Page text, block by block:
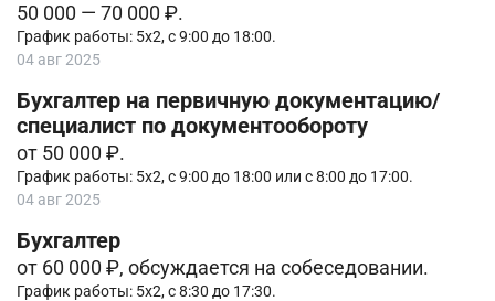
50 000 — 70 000 ₽.
График работы: 5х2, с 9:00 до 18:00.
04 авг 2025
Бухгалтер на первичную документацию/
специалист по документообороту
от 50 000 ₽.
График работы: 5х2, c 9:00 до 18:00 или c 8:00 до 17:00.
04 авг 2025
Бухгалтер
от 60 000 ₽, обсуждается на собеседовании.
График работы: 5х2, с 8:30 до 17:30.